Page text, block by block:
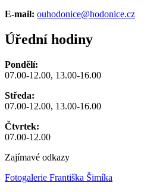
E-mail: ouhodonice@hodonice.cz
Úřední hodiny
Pondělí:
07.00-12.00, 13.00-16.00
Středa:
07.00-12.00, 13.00-16.00
Čtvrtek:
07.00-12.00
Zajímavé odkazy
Fotogalerie Františka Šimíka